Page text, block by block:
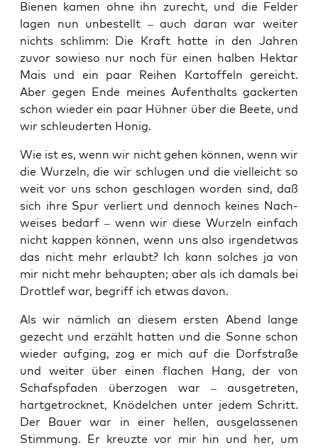
Bie­nen kamen ohne ihn zurecht, und die Fel­der
lagen nun unbe­stellt – auch dar­an war wei­ter
nichts schlimm: Die Kraft hat­te in den Jah­ren
zuvor sowie­so nur noch für einen hal­ben Hekt­ar
Mais und ein paar Rei­hen Kar­tof­feln gereicht.
Aber gegen Ende mei­nes Auf­ent­halts gacker­ten
schon wie­der ein paar Hüh­ner über die Bee­te, und
wir schleu­der­ten Honig.
Wie ist es, wenn wir nicht gehen kön­nen, wenn wir
die Wur­zeln, die wir schlu­gen und die viel­leicht so
weit vor uns schon geschla­gen wor­den sind, daß
sich ihre Spur ver­liert und den­noch kei­nes Nach­
wei­ses bedarf – wenn wir die­se Wur­zeln ein­fach
nicht kap­pen kön­nen, wenn uns also irgend­et­was
das nicht mehr erlaubt? Ich kann sol­ches ja von
mir nicht mehr behaup­ten; aber als ich damals bei
Drott­lef war, begriff ich etwas davon.
Als wir näm­lich an die­sem ers­ten Abend lan­ge
gezecht und erzählt hat­ten und die Son­ne schon
wie­der auf­ging, zog er mich auf die Dorf­stra­ße
und wei­ter über einen fla­chen Hang, der von
Schafs­pfa­den über­zo­gen war – aus­ge­tre­ten,
hart­ge­trock­net, Knö­del­chen unter jedem Schritt.
Der Bau­er war in einer hel­len, aus­ge­las­se­nen
Stim­mung. Er kreuz­te vor mir hin und her, um